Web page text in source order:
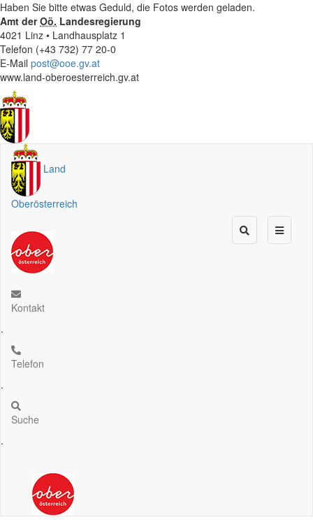
Haben Sie bitte etwas Geduld, die Fotos werden geladen.
Amt derOö. Landesregierung
4021 Linz • Landhausplatz 1
Telefon (+43 732) 77 20-0
E-Mail post@ooe.gv.at
www.land-oberoesterreich.gv.at
Land
Oberösterreich
Kontakt
.
Telefon
.
Suche
.